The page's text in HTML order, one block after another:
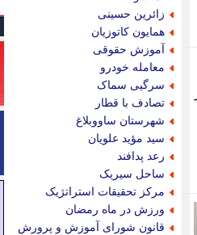
زائرین حسینی
همایون کاتوزیان
آموزش حقوقی
معامله خودرو
سرگیی سماک
تصادف با قطار
شهرستان ساووبلاغ
سید مؤید علویان
رعد پدافند
ساحل سیریک
مرکز تحقیقات استراتژیک
ورزش در ماه رمضان
قانون شورای آموزش و پرورش